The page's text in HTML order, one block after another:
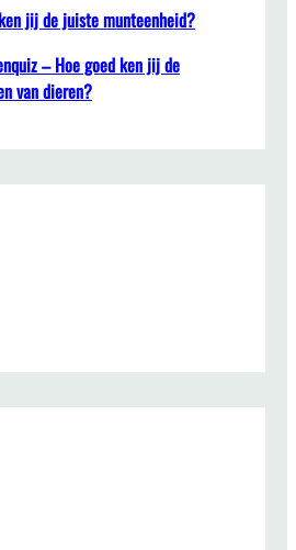
jij de juiste munteenheid?
– Hoe goed ken jij de
van dieren?